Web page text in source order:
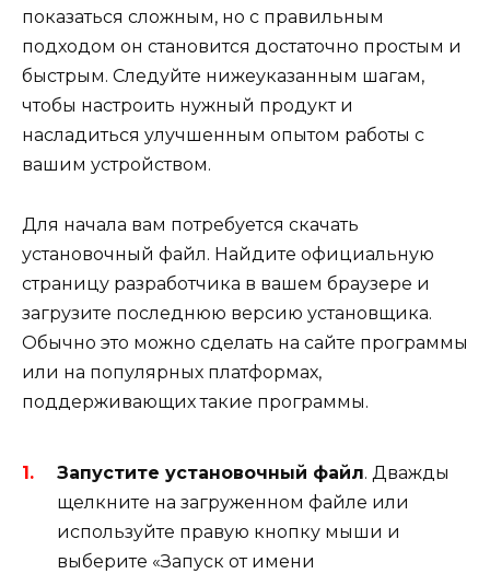
показаться сложным, но с правильным
подходом он становится достаточно простым и
быстрым. Следуйте нижеуказанным шагам,
чтобы настроить нужный продукт и
насладиться улучшенным опытом работы с
вашим устройством.
Для начала вам потребуется скачать
установочный файл. Найдите официальную
страницу разработчика в вашем браузере и
загрузите последнюю версию установщика.
Обычно это можно сделать на сайте программы
или на популярных платформах,
поддерживающих такие программы.
Запустите установочный файл. Дважды
щелкните на загруженном файле или
используйте правую кнопку мыши и
выберите «Запуск от имени